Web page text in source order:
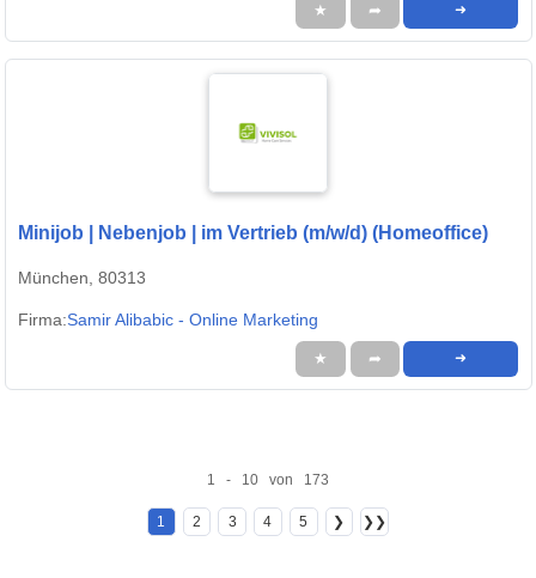
★ ➦ ➜
Minijob | Nebenjob | im Vertrieb (m/w/d) (Homeoffice)
München, 80313
Firma:Samir Alibabic - Online Marketing
★ ➦ ➜
1 - 10 von 173
1 2 3 4 5 ❯ ❯❯